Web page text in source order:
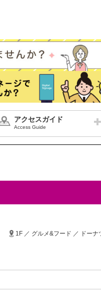
アクセスガイド
Access Guide
1F ／ グルメ&フード ／ ドーナ